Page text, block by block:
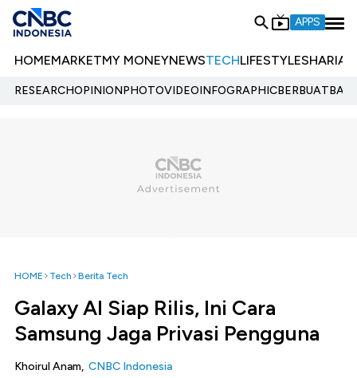
APPS
HOMEMARKETMY MONEYNEWSTECHLIFESTYLESHARIA
RESEARCHOPINIONPHOTOVIDEOINFOGRAPHIC
HOME Tech Berita Tech
Galaxy AI Siap Rilis, Ini Cara
Samsung Jaga Privasi Pengguna
Khoirul Anam, CNBC Indonesia